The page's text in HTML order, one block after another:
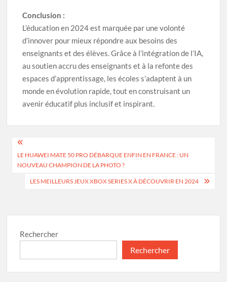
Conclusion :
L’éducation en 2024 est marquée par une volonté
d’innover pour mieux répondre aux besoins des
enseignants et des élèves. Grâce à l’intégration de l’IA,
au soutien accru des enseignants et à la refonte des
espaces d’apprentissage, les écoles s’adaptent à un
monde en évolution rapide, tout en construisant un
avenir éducatif plus inclusif et inspirant.
Navigation
de
l’article
LE HUAWEI MATE 50 PRO DÉBARQUE ENFIN EN FRANCE : UN
NOUVEAU CHAMPION DE LA PHOTO ?
LES MEILLEURS JEUX XBOX SERIES X À DÉCOUVRIR EN 2024
Rechercher
Rechercher